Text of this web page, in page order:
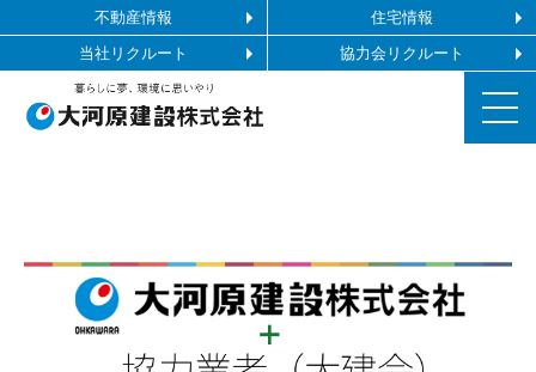
不動産情報
住宅情報
当社リクルート
協力会リクルート
施工ギャラリー
企業情報